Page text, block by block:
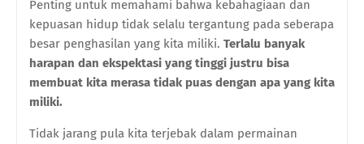
Penting untuk memahami bahwa kebahagiaan dan
kepuasan hidup tidak selalu tergantung pada seberapa
besar penghasilan yang kita miliki. Terlalu banyak
harapan dan ekspektasi yang tinggi justru bisa
membuat kita merasa tidak puas dengan apa yang kita
miliki.
Tidak jarang pula kita terjebak dalam permainan